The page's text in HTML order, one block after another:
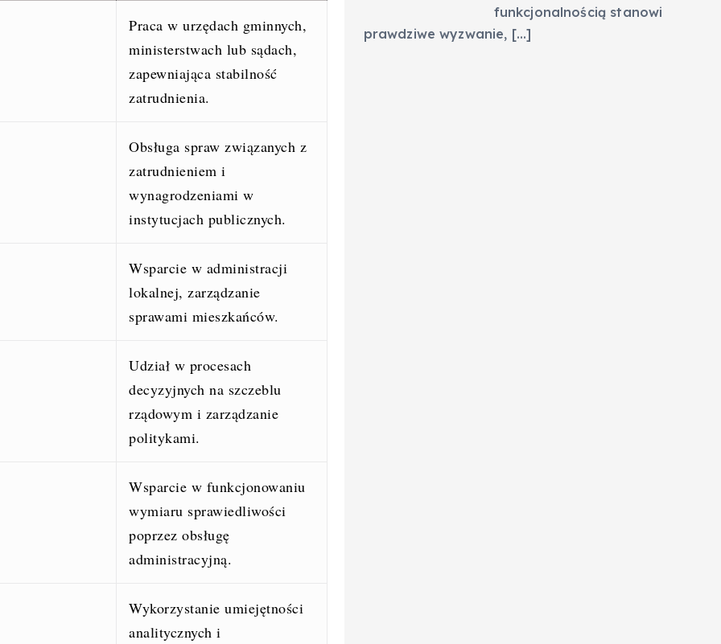
Praca w urzędach gminnych,
ministerstwach lub sądach,
zapewniająca stabilność
zatrudnienia.
Obsługa spraw związanych z
zatrudnieniem i
wynagrodzeniami w
instytucjach publicznych.
Wsparcie w administracji
lokalnej, zarządzanie
sprawami mieszkańców.
Udział w procesach
decyzyjnych na szczeblu
rządowym i zarządzanie
politykami.
Wsparcie w funkcjonowaniu
wymiaru sprawiedliwości
poprzez obsługę
administracyjną.
Wykorzystanie umiejętności
analitycznych i
funkcjonalnością stanowi
prawdziwe wyzwanie, […]